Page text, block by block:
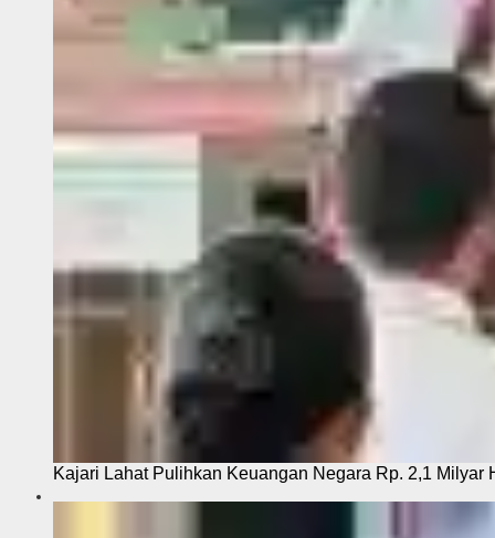
Kajari Lahat Pulihkan Keuangan Negara Rp. 2,1 Milyar